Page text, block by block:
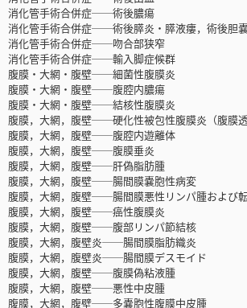
消化管手術合併症──術後膿瘍
消化管手術合併症──術後膵炎・膵液瘻，術後胆
消化管手術合併症──吻合部狭窄
消化管手術合併症──輸入脚症候群
腹膜・大網・腹壁──細菌性腹膜炎
腹膜・大網・腹壁──腹腔内膿瘍
腹膜・大網・腹壁──結核性腹膜炎
腹膜，大網，腹壁──硬化性被包性腹膜炎（腹膜透
腹膜，大網，腹壁──腹腔内遊離体
腹膜，大網，腹壁──腹膜垂炎
腹膜，大網，腹壁──肝偽脂肪腫
腹膜，大網，腹壁──腸間膜嚢胞性病変
腹膜，大網，腹壁──腸間膜悪性リンパ腫および
腹膜，大網，腹壁──癌性腹膜炎
腹膜，大網，腹壁──腹部リンパ節結核
腹膜，大網，腹壁炎──腸間膜脂肪織炎
腹膜，大網，腹壁炎──腸間膜デスモイド
腹膜，大網，腹壁──腹膜偽粘液腫
腹膜，大網，腹壁──悪性中皮腫
腹膜，大網，腹壁──多嚢胞性腹膜中皮腫